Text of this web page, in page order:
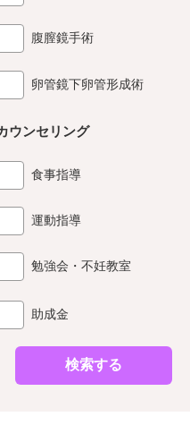
腹膣鏡手術
卵管鏡下卵管形成術
ウンセリング
食事指導
運動指導
勉強会・不妊教室
助成金
検索する